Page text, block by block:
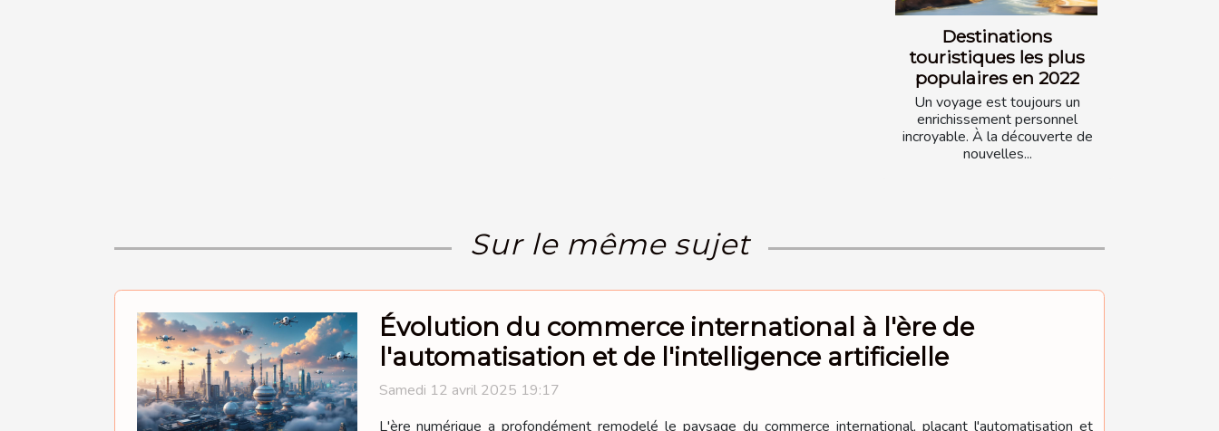
Destinations
touristiques les plus
populaires en 2022
Un voyage est toujours un
enrichissement personnel
incroyable. À la découverte de
nouvelles...
Sur le même sujet
Évolution du commerce international à l'ère de
l'automatisation et de l'intelligence artificielle
Samedi 12 avril 2025 19:17
L'ère numérique a profondément remodelé le paysage du commerce international, plaçant l'automatisation et